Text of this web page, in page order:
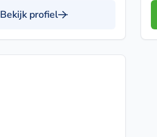
Bekijk profiel